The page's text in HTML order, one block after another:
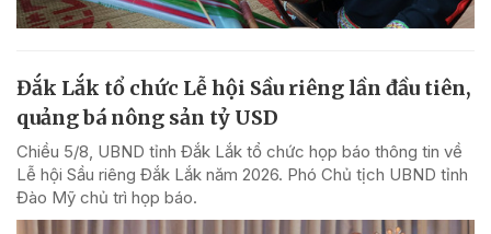
Đắk Lắk tổ chức Lễ hội Sầu riêng lần đầu tiên,
quảng bá nông sản tỷ USD
Chiều 5/8, UBND tỉnh Đắk Lắk tổ chức họp báo thông tin về
Lễ hội Sầu riêng Đắk Lắk năm 2026. Phó Chủ tịch UBND tỉnh
Đào Mỹ chủ trì họp báo.